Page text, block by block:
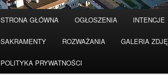
STRONA GŁÓWNA OGŁOSZENIA INTENCJE
SAKRAMENTY ROZWAŻANIA GALERIA
POLITYKA PRYWATNOŚCI